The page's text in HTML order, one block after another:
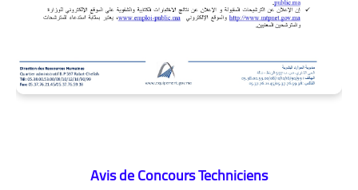
Avis de Concours Techniciens